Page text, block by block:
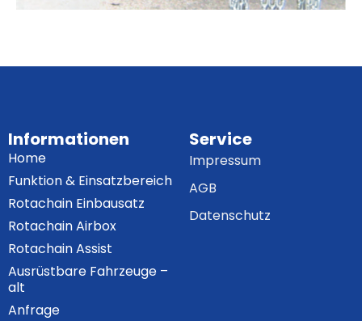
Informationen
Home
Funktion & Einsatzbereich
Rotachain Einbausatz
Rotachain Airbox
Rotachain Assist
Ausrüstbare Fahrzeuge –
alt
Anfrage
Service
Impressum
AGB
Datenschutz